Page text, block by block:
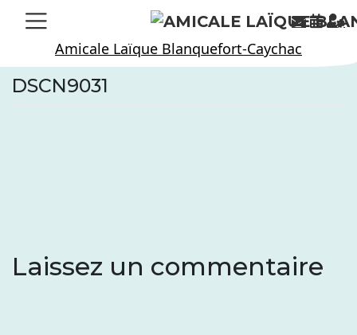
Skip
Amicale Laïque Blanquefort-Caychac
DSCN9031
Laissez un commentaire